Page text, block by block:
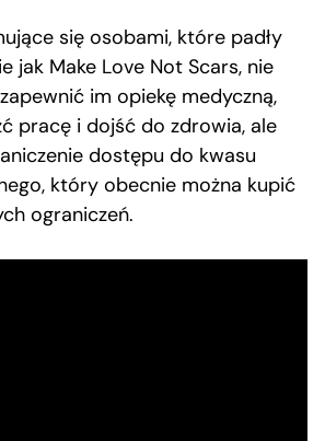
się osobami, które padły
jak Make Love Not Scars, nie
im opiekę medyczną,
pracę i dojść do zdrowia, ale
dostępu do kwasu
który obecnie można kupić
ograniczeń.